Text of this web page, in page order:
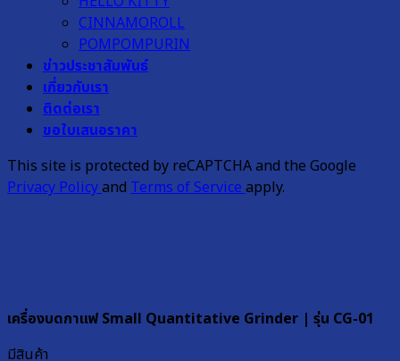
CINNAMOROLL
POMPOMPURIN
ข่าวประชาสัมพันธ์
เกี่ยวกับเรา
ติดต่อเรา
ขอใบเสนอราคา
This site is protected by reCAPTCHA and the Google
Privacy Policyand Terms of Serviceapply.
เครื่องบดกาแฟ Small Quantitative Grinder | รุ่น CG-01
มีสินค้า